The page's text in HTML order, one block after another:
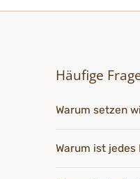
Häufige
Warum setzen
Warum ist